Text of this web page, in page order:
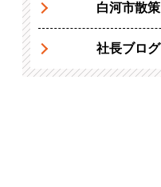
白河市散策
社長ブログ